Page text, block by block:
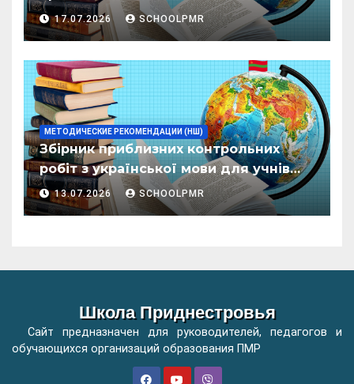
пентру елевий класелор примаре але
организациилор де ынвэцэмынт
17.07.2026 SCHOOLPMR
МЕТОДИЧЕСКИЕ РЕКОМЕНДАЦИИ (НШ)
Збірник приблизних контрольних
робіт з української мови для учнів
початкових класів організацій
загальної освіти
13.07.2026 SCHOOLPMR
Школа Приднестровья
Сайт предназначен для руководителей, педагогов и
обучающихся организаций образования ПМР